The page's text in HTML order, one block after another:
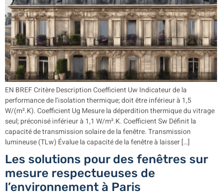
EN BREF Critère Description Coefficient Uw Indicateur de la
performance de l’isolation thermique; doit être inférieur à 1,5
W/(m².K). Coefficient Ug Mesure la déperdition thermique du vitrage
seul; préconisé inférieur à 1,1 W/m².K. Coefficient Sw Définit la
capacité de transmission solaire de la fenêtre. Transmission
lumineuse (TLw) Évalue la capacité de la fenêtre à laisser […]
Les solutions pour des fenêtres sur
mesure respectueuses de
l’environnement à Paris